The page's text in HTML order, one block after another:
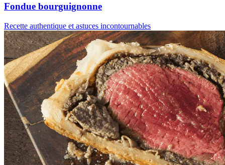
Fondue bourguignonne
Recette authentique et astuces incontournables